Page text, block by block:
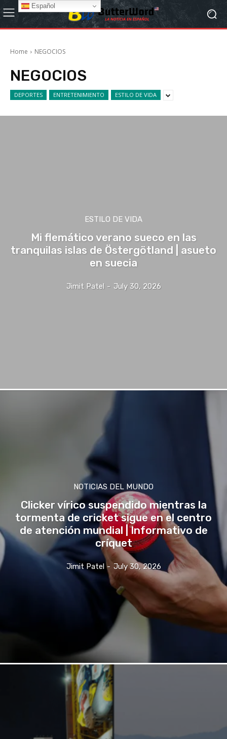
Home NEGOCIOS
NEGOCIOS
DEPORTES ENTRETENIMIENTO ESTILO DE VIDA
ESTILO DE VIDA
Mi flemático verano sueco en las
tranquilas islas de Östergötland | asueto
en suecia
Jimit Patel - July 30, 2026
NOTICIAS DEL MUNDO
Clicker vírico suspendido mientras la
tormenta de cricket sigue en el centro
de atención mundial | Informativo de
críquet
Jimit Patel - July 30, 2026
Español